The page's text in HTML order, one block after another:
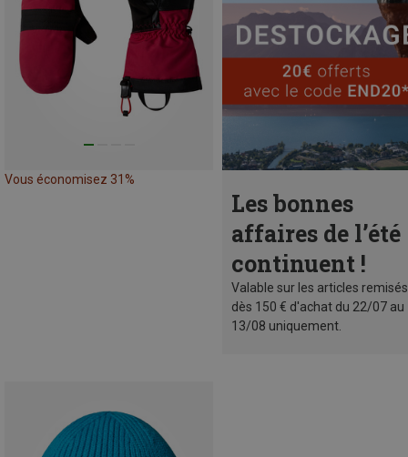
Vous économisez 31%
Les bonnes
affaires de l’été
continuent !
Valable sur les articles remisés
dès 150 € d'achat du 22/07 au
13/08 uniquement.